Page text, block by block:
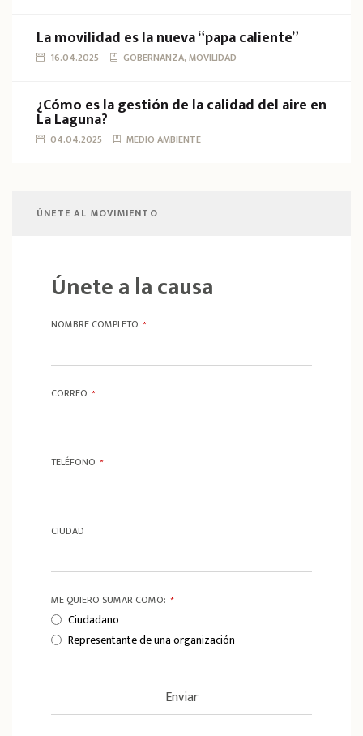
La movilidad es la nueva “papa caliente”
16.04.2025 GOBERNANZA, MOVILIDAD
¿Cómo es la gestión de la calidad del aire en
La Laguna?
04.04.2025 MEDIO AMBIENTE
ÚNETE AL MOVIMIENTO
Únete a la causa
NOMBRE COMPLETO *
CORREO *
TELÉFONO *
CIUDAD
ME QUIERO SUMAR COMO: *
Ciudadano
Representante de una organización
Enviar